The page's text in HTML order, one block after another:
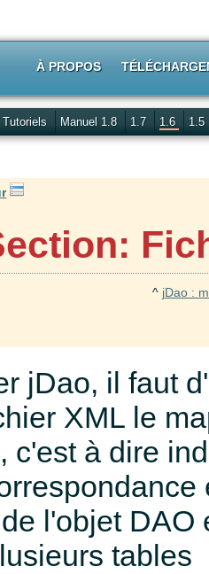
À PROPOS
Tutoriels Manuel 1.8 1.7 1.6 1.5
^ jDao :
jDao, il faut
XML le
c'est à dire
l'objet DAO
tables